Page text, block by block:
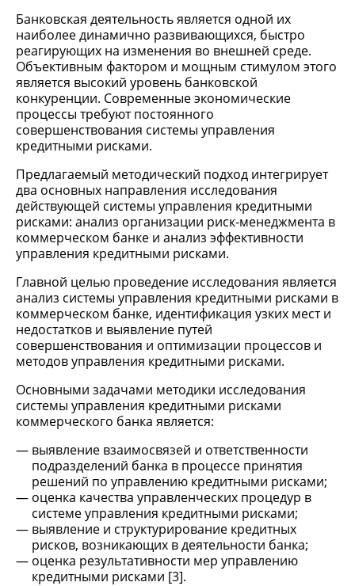
Банковская деятельность является одной их
наиболее динамично развивающихся, быстро
реагирующих на изменения во внешней среде.
Объективным фактором и мощным стимулом этого
является высокий уровень банковской
конкуренции. Современные экономические
процессы требуют постоянного
совершенствования системы управления
кредитными рисками.
Предлагаемый методический подход интегрирует
два основных направления исследования
действующей системы управления кредитными
рисками: анализ организации риск-менеджмента в
коммерческом банке и анализ эффективности
управления кредитными рисками.
Главной целью проведение исследования является
анализ системы управления кредитными рисками в
коммерческом банке, идентификация узких мест и
недостатков и выявление путей
совершенствования и оптимизации процессов и
методов управления кредитными рисками.
Основными задачами методики исследования
системы управления кредитными рисками
коммерческого банка является:
выявление взаимосвязей и ответственности
подразделений банка в процессе принятия
решений по управлению кредитными рисками;
оценка качества управленческих процедур в
системе управления кредитными рисками;
выявление и структурирование кредитных
рисков, возникающих в деятельности банка;
оценка результативности мер управлению
кредитными рисками [3].